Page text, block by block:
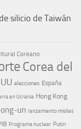
silicio de Taiwán
Coreano
Corea del
elecciones España
en Ucrania Hong Kong
un lanzamiento misiles
Programa nuclear Putin